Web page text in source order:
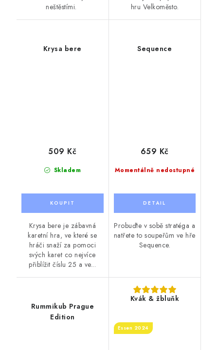
neštěstími.
hru Velkoměsto.
Krysa bere
Skladem
509 Kč
Krysa bere je zábavná
karetní hra, ve které se
hráči snaží za pomoci
svých karet co nejvíce
přiblížit číslu 25 a ve...
Sequence
Momentálně nedostupné
659 Kč
Probuďte v sobě stratéga a
natřete to soupeřům ve hře
Sequence.
Rummikub Prague
Edition
Kvák & žbluňk
Essen 2024